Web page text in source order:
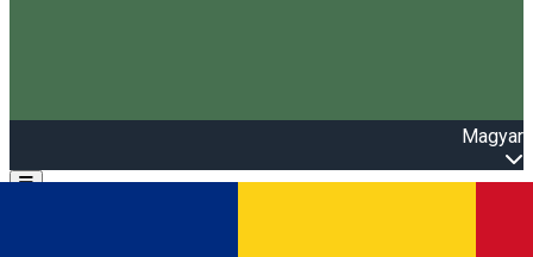
Magyar
Open main menu